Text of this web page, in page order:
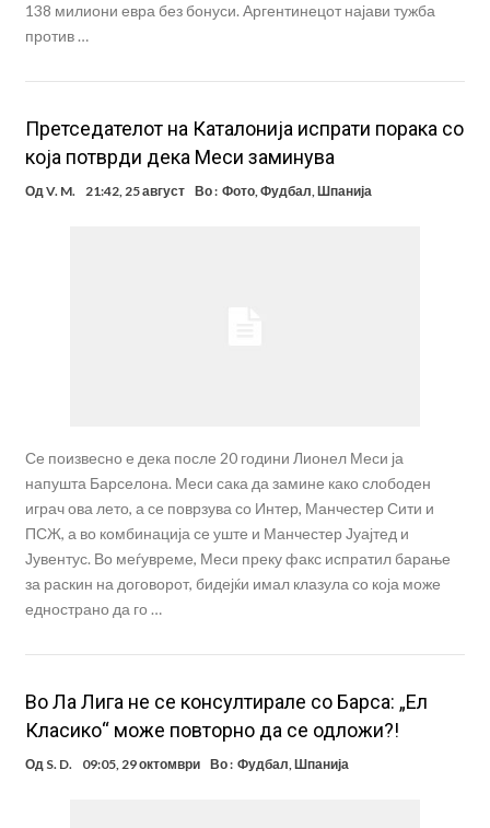
138 милиони евра без бонуси. Аргентинецот најави тужба
против …
Претседателот на Каталонија испрати порака со
која потврди дека Меси заминува
ОдV. M. 21:42, 25 август Во : Фото,Фудбал,Шпанија
Се поизвесно е дека после 20 години Лионел Меси ја
напушта Барселона. Меси сака да замине како слободен
играч ова лето, а се поврзува со Интер, Манчестер Сити и
ПСЖ, а во комбинација се уште и Манчестер Јуајтед и
Јувентус. Во меѓувреме, Меси преку факс испратил барање
за раскин на договорот, бидејќи имал клазула со која може
еднострано да го …
Во Ла Лига не се консултирале со Барса: „Ел
Класико“ може повторно да се одложи?!
Од S. D. 09:05, 29 октомври Во : Фудбал,Шпанија